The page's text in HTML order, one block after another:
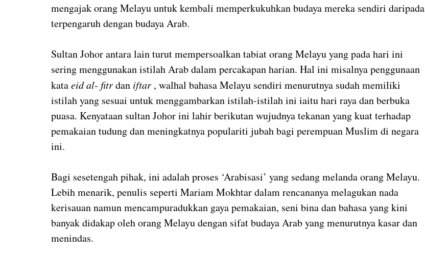
mengajak orang Melayu untuk kembali memperkukuhkan budaya mereka sendiri daripada
terpengaruh dengan budaya Arab.
Sultan Johor antara lain turut mempersoalkan tabiat orang Melayu yang pada hari ini
sering menggunakan istilah Arab dalam percakapan harian. Hal ini misalnya penggunaan
kata eid al- fitr dan iftar , walhal bahasa Melayu sendiri menurutnya sudah memiliki
istilah yang sesuai untuk menggambarkan istilah-istilah ini iaitu hari raya dan berbuka
puasa. Kenyataan sultan Johor ini lahir berikutan wujudnya tekanan yang kuat terhadap
pemakaian tudung dan meningkatnya populariti jubah bagi perempuan Muslim di negara
ini.
Bagi sesetengah pihak, ini adalah proses ‘Arabisasi’ yang sedang melanda orang Melayu.
Lebih menarik, penulis seperti Mariam Mokhtar dalam rencananya melagukan nada
kerisauan namun mencampuradukkan gaya pemakaian, seni bina dan bahasa yang kini
banyak didakap oleh orang Melayu dengan sifat budaya Arab yang menurutnya kasar dan
menindas.